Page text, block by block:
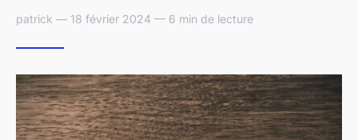
patrick — 18 février 2024 — 6 min de lecture